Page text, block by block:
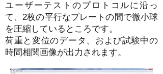
ユーザーテストのプロトコルに沿っ
て、2枚の平行なプレートの間で微小球
を圧縮しているところです。
荷重と変位のデータ、および試験中の
時間相関画像が出力されます。